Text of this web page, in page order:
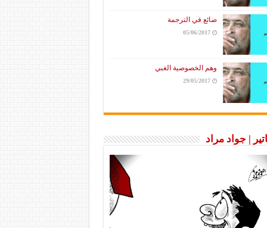
ضائع في الترجمة
05/06/2017
وهم الخصوصية الغبي
29/05/2017
| جواد مراد